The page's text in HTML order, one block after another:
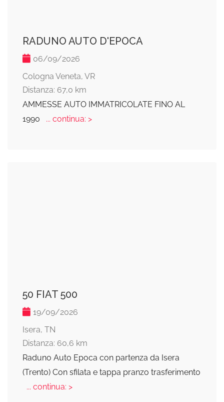
RADUNO AUTO D'EPOCA
06/09/2026
Cologna Veneta, VR
Distanza: 67,0 km
AMMESSE AUTO IMMATRICOLATE FINO AL
1990
... continua: >
50 FIAT 500
19/09/2026
Isera, TN
Distanza: 60,6 km
Raduno Auto Epoca con partenza da Isera
(Trento) Con sfilata e tappa pranzo trasferimento
... continua: >